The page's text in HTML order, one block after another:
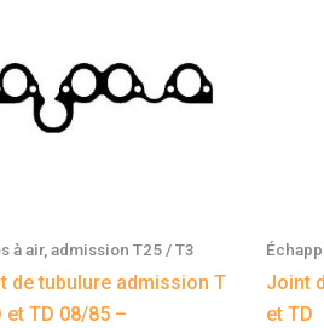
à air, admission T25 / T3
de tubulure admission T
et TD 08/85 –
Joint
et TD